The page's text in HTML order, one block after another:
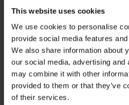
This website uses cookies
We use cookies to personalise
provide social media features
We also share information about
our social media, advertising and
may combine it with other
provided to them or that they’ve
of their services.
Nicht das Passende